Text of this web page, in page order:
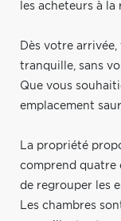
les acheteurs à
Dès votre
tranquille, sans
Que vous
emplacement
La propriété
comprend quatre
de regrouper les
Les chambres